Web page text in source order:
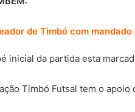
de Timbó com
inicial da partida esta
Timbó Futsal tem o apoio